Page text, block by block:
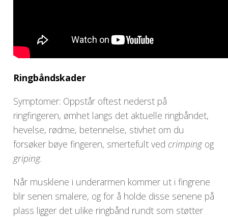
Ringbåndskader
Symptomer: Oppstår oftest nederst på
ringfingeren, ømhet langs det aktuelle ringbåndet,
hevelse, rødme, betennelse, stivhet om du
forsøker bøye fingeren, smertefult ved crimpingog
griping.
Når musklene i underarmen kommer ut i fingrene
blir senen smalere, og for å holde disse senene på
plass ligger det ulike ringbånd rundt som støtter